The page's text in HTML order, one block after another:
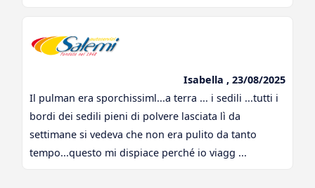
Isabella , 23/08/2025
Il pulman era sporchissiml...a terra ... i sedili ...tutti i
bordi dei sedili pieni di polvere lasciata lì da
settimane si vedeva che non era pulito da tanto
tempo...questo mi dispiace perché io viagg ...